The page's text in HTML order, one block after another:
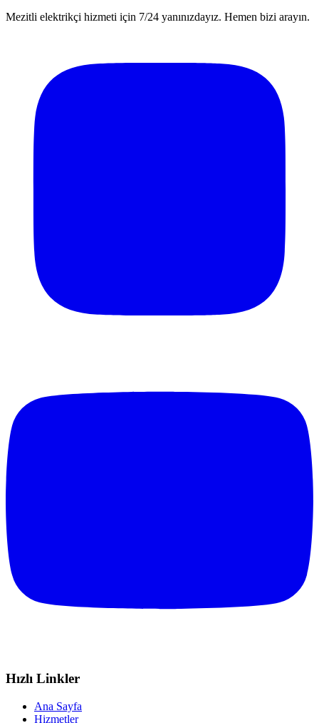
Mezitli elektrikçi hizmeti için 7/24 yanınızdayız. Hemen bizi arayın.
Hızlı Linkler
Ana Sayfa
Hizmetler